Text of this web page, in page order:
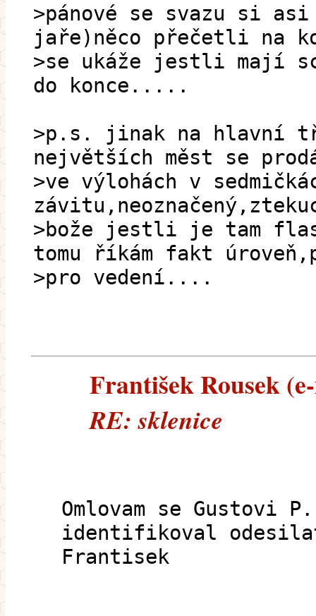
>pánové se svazu si
jaře)něco přečetli na
>se ukáže jestli mají
do konce.....
>p.s. jinak na hlavní
největších měst se
>ve výlohách v
>bože jestli je tam
tomu říkám fakt
>pro vedení....
František Rousek
RE: sklenice
Omlovam se Gustovi
identifikoval
Frantisek